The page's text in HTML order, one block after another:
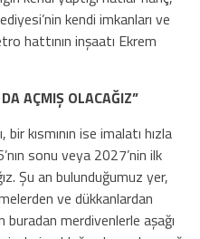
kendi imkanları ve
hattının inşaatı Ekrem
AÇMIŞ OLACAĞIZ”
kısmının ise imalatı hızla
sonu veya 2027’nin ilk
Şu an bulunduğumuz yer,
ve dükkanlardan
buradan merdivenlerle aşağı